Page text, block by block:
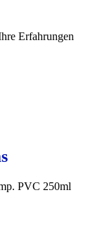
Erfahrungen